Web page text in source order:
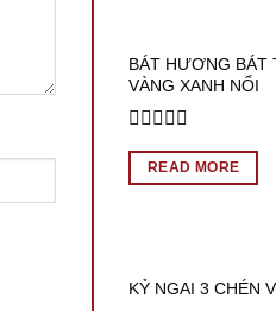
BÁT HƯƠNG BÁT
VÀNG XANH NỔI
Rated
out
READ MORE
KỶ NGAI 3 CHÉN